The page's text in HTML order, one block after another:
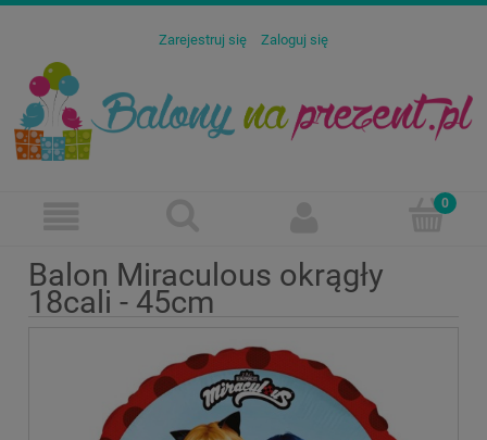
Zarejestruj się Zaloguj się
Balon Miraculous okrągły
18cali - 45cm